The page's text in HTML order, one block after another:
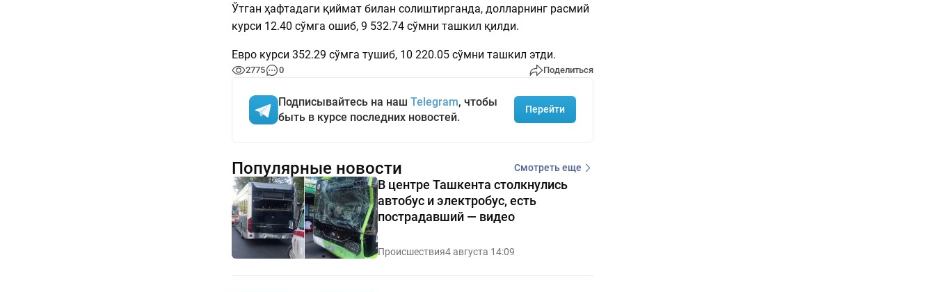
Ўтган ҳафтадаги қиймат билан солиштирганда, долларнинг расмий
курси 12.40 сўмга ошиб, 9 532.74 сўмни ташкил қилди.
Евро курси 352.29 сўмга тушиб, 10 220.05 сўмни ташкил этди.
2775 0 Поделиться
Подписывайтесь на наш Telegram, чтобы
быть в курсе последних новостей.
Перейти
Популярные новости Смотреть еще
В центре Ташкента столкнулись
автобус и электробус, есть
пострадавший — видео
Происшествия4 августа 14:09